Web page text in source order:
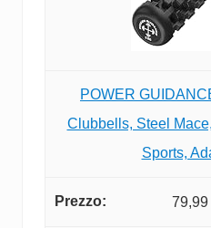
POWER
Clubbells, Steel
Sports,